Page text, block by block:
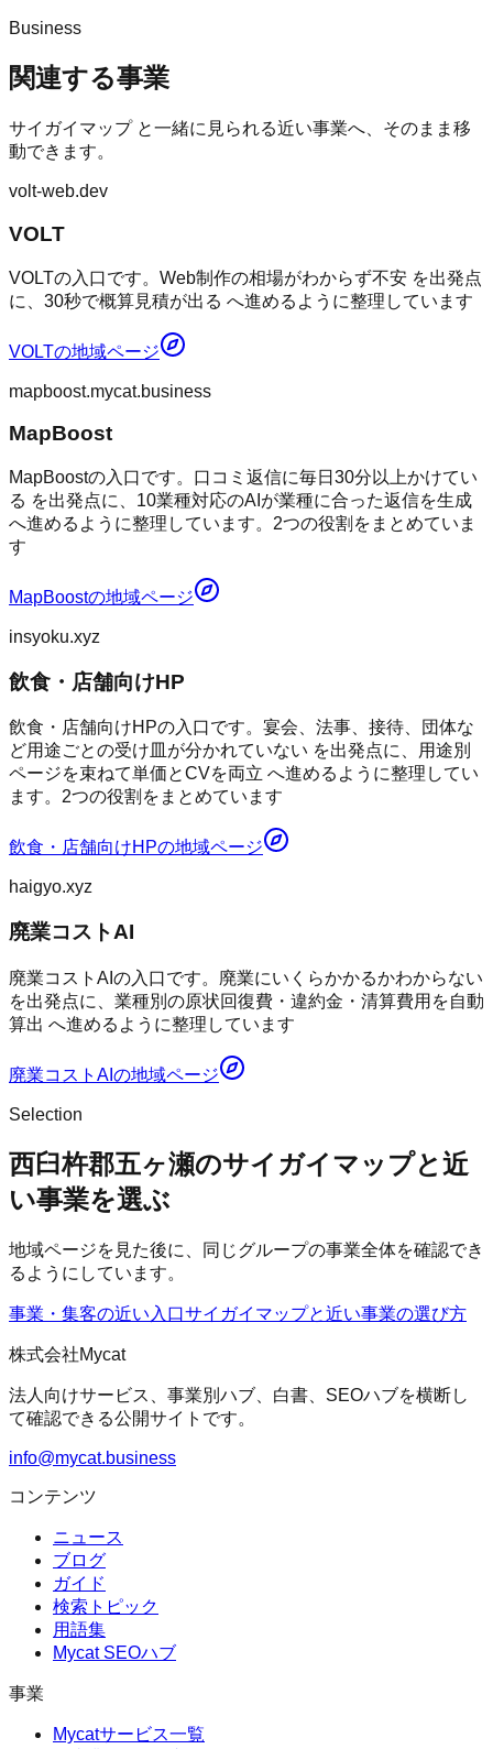
Business
関連する事業
サイガイマップと一緒に見られる近い事業へ、そのまま移
動できます。
volt-web.dev
VOLT
VOLTの入口です。Web制作の相場がわからず不安 を出発点
に、30秒で概算見積が出る へ進めるように整理しています
VOLTの地域ページ
mapboost.mycat.business
MapBoost
MapBoostの入口です。口コミ返信に毎日30分以上かけてい
る を出発点に、10業種対応のAIが業種に合った返信を生成
へ進めるように整理しています。2つの役割をまとめていま
す
MapBoostの地域ページ
insyoku.xyz
飲食・店舗向けHP
飲食・店舗向けHPの入口です。宴会、法事、接待、団体な
ど用途ごとの受け皿が分かれていない を出発点に、用途別
ページを束ねて単価とCVを両立 へ進めるように整理してい
ます。2つの役割をまとめています
飲食・店舗向けHPの地域ページ
haigyo.xyz
廃業コストAI
廃業コストAIの入口です。廃業にいくらかかるかわからない
を出発点に、業種別の原状回復費・違約金・清算費用を自動
算出 へ進めるように整理しています
廃業コストAI の地域ページ
Selection
西臼杵郡五ヶ瀬のサイガイマップと近
い事業を選ぶ
地域ページを見た後に、同じグループの事業全体を確認でき
るようにしています。
事業・集客の近い入口サイガイマップと近い事業の選び方
株式会社Mycat
法人向けサービス、事業別ハブ、白書、SEOハブを横断し
て確認できる公開サイトです。
info@mycat.business
コンテンツ
ニュース
ブログ
ガイド
検索トピック
用語集
Mycat SEOハブ
事業
Mycatサービス一覧